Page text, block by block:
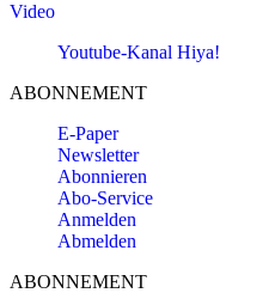
Video
Youtube-Kanal Hiya!
ABONNEMENT
E-Paper
Newsletter
Abonnieren
Abo-Service
Anmelden
Abmelden
ABONNEMENT